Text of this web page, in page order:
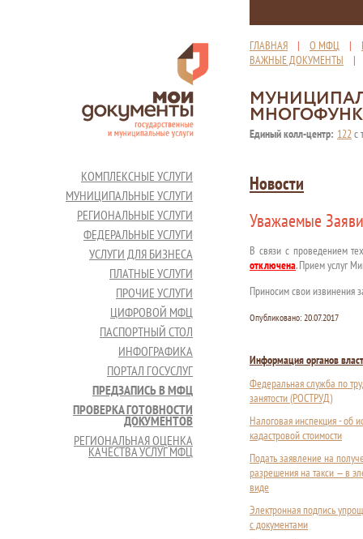
ГЛАВНАЯ | О МФЦ |
ВАЖНЫЕ ДОКУМЕНТЫ
Единый колл-центр: 122с
КОМПЛЕКСНЫЕ УСЛУГИ
МУНИЦИПАЛЬНЫЕ УСЛУГИ
РЕГИОНАЛЬНЫЕ УСЛУГИ
ФЕДЕРАЛЬНЫЕ УСЛУГИ
УСЛУГИ ДЛЯ БИЗНЕСА
ПЛАТНЫЕ УСЛУГИ
ПРОЧИЕ УСЛУГИ
ЦИФРОВОЙ МФЦ
ПАСПОРТНЫЙ СТОЛ
ИНФОГРАФИКА
ПОРТАЛ ГОСУСЛУГ
ПРЕДЗАПИСЬ В МФЦ
ПРОВЕРКА ГОТОВНОСТИ
ДОКУМЕНТОВ
РЕГИОНАЛЬНАЯ ОЦЕНКА
КАЧЕСТВА УСЛУГ МФЦ
Новости
Уважаемые
В связи с проведением
отключена. Прием услуг
Приносим свои извинения
Опубликовано: 20.07.2017
Информация органов
Федеральная служба по
занятости (РОСТРУД)
Налоговая инспекция - об
кадастровой стоимости
Подать заявление на
разрешения на такси — в
виде
Электронная подпись
с документами